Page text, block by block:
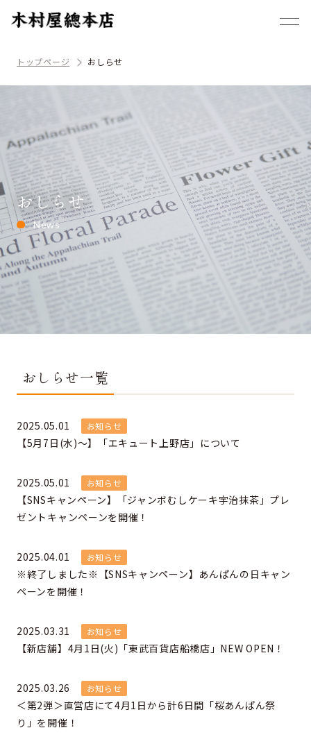
トップページ おしらせ
おしらせ
News
おしらせ一覧
2025.05.01 お知らせ
【5月7日(水)～】「エキュート上野店」について
2025.05.01 お知らせ
【SNSキャンペーン】「ジャンボむしケーキ宇治抹茶」プレ
ゼントキャンペーンを開催！
2025.04.01 お知らせ
※終了しました※【SNSキャンペーン】あんぱんの日キャン
ペーンを開催！
2025.03.31 お知らせ
【新店舗】4月1日(火)「東武百貨店船橋店」NEW OPEN！
2025.03.26 お知らせ
＜第2弾＞直営店にて4月1日から計6日間「桜あんぱん祭
り」を開催！